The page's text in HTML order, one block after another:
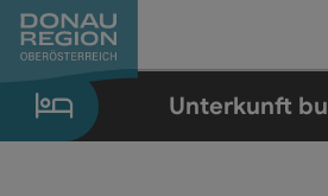
Zum Inhalt
Zur Navigation
Zum Seitenanfang
Zur Kontaktseite
Zum Impressum
Zur Startseite
Unterkunft